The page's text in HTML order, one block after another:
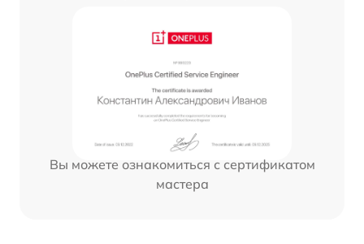
Вы можете ознакомиться с сертификатом
мастера